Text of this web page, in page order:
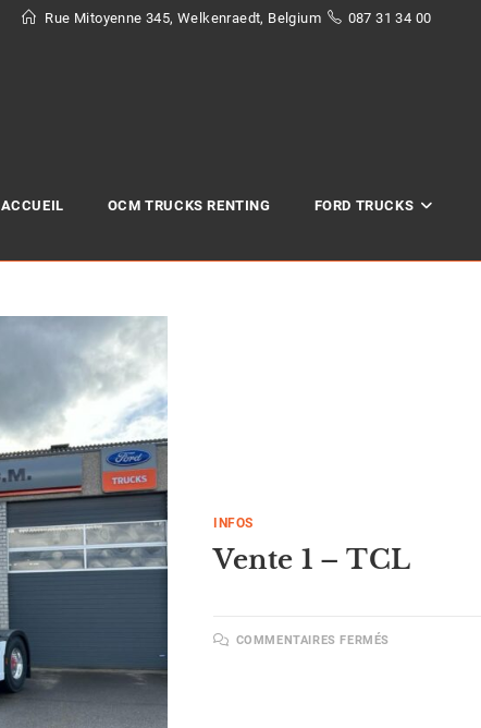
Rue Mitoyenne 345, Welkenraedt, Belgium 087 31 34 00
ACCUEIL OCM TRUCKS RENTING FORD TRUCKS
INFOS
Vente 1 – TCL
COMMENTAIRES FERMÉS